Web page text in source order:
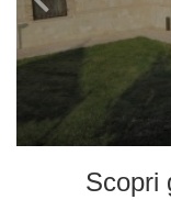
Scopri